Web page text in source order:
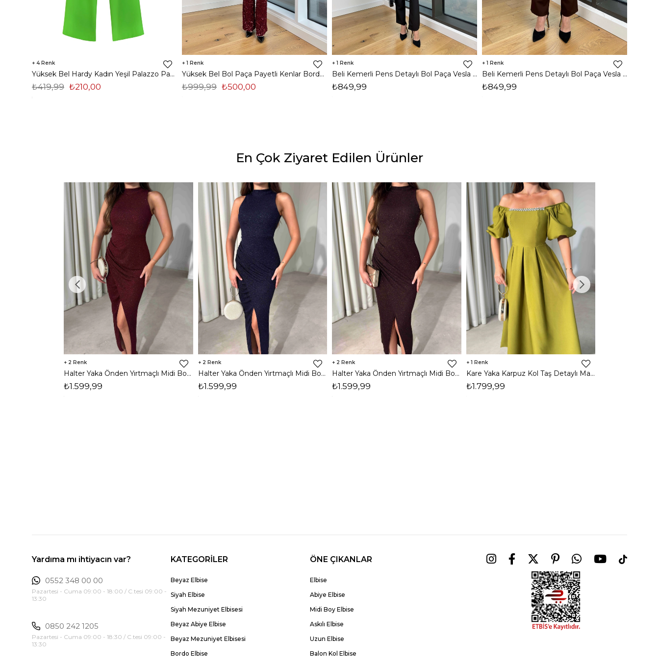
4
Yüksek Bel Hardy Kadın Yeşil Palazzo Pantolon 23K000407
₺210,00
₺419,99
1
Yüksek Bel Bol Paça Payetli Kenlar Bordo Kadın Pantolon 25K348
₺500,00
₺999,99
1
Beli Kemerli Pens Detaylı Bol Paça Vesla Siyah Kadın Pantolon 25Y031
₺849,99
1
Beli Kemerli Pens Detaylı Bol Paça Vesla Kahve Kadın Pantolon 25Y031
₺849,99
En Çok Ziyaret Edilen Ürünler
2
Halter Yaka Önden Yırtmaçlı Midi Boy Bordo Hasre Kadın Elbise 26Y502
₺1.599,99
2
Halter Yaka Önden Yırtmaçlı Midi Boy Lacivert Hasre Kadın Elbise 26Y502
₺1.599,99
2
Halter Yaka Önden Yırtmaçlı Midi Boy Kahverengi Hasre Kadın Elbise 26Y502
₺1.599,99
1
Kare Yaka Karpuz Kol Taş Detaylı Maxi Yağ Yeşili Civo Kadın Elbise 206Y501
₺1.799,99
Yardıma mı ihtiyacın var?
0552 348 00 00
Pazartesi - Cuma 09:00 - 18:00 / C.tesi 09:00 -
13:30
0850 242 1205
Pazartesi - Cuma 09:00 - 18:30 / C.tesi 09:00 -
13:30
KATEGORİLER
Beyaz Elbise
Siyah Elbise
Siyah Mezuniyet Elbisesi
Beyaz Abiye Elbise
Beyaz Mezuniyet Elbisesi
Bordo Elbise
ÖNE ÇIKANLAR
Elbise
Abiye Elbise
Midi Boy Elbise
Askılı Elbise
Uzun Elbise
Balon Kol Elbise